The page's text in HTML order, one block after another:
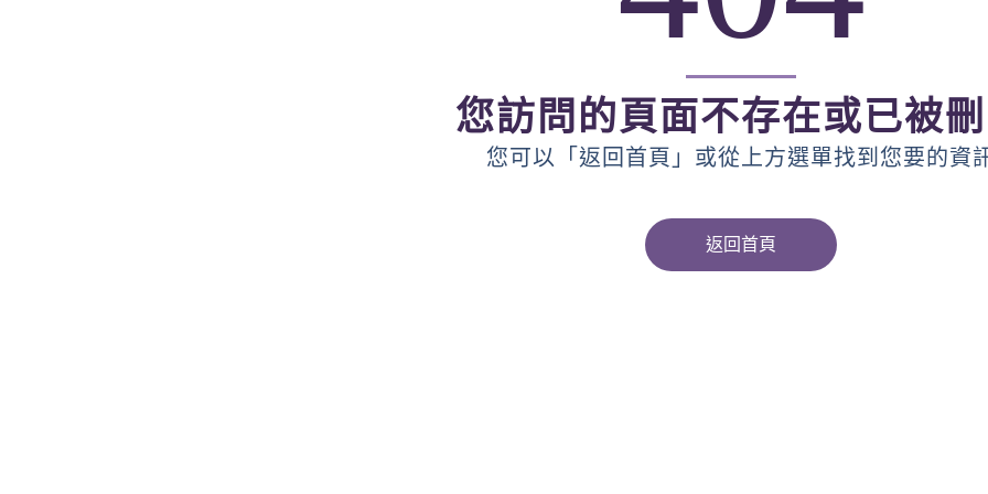
您訪問的頁面不存在或已被
您可以「返回首頁」或從上方選單找到您要的資
返回首頁